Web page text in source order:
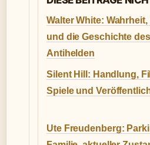
Walter White: Wahrheit,
und die Geschichte des
Antihelden
Silent Hill: Handlung,
Spiele und
Ute Freudenberg: